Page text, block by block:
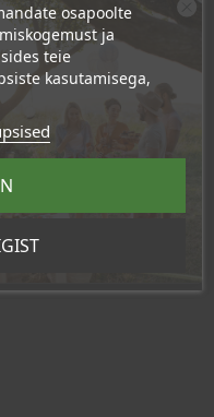
osapoolte
ja
teie
kasutamisega,